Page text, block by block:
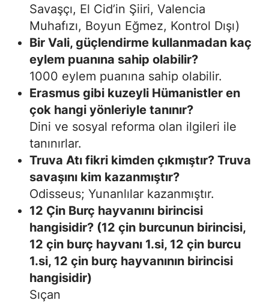
Savaşçı, El Cid’in Şiiri, Valencia
Muhafızı, Boyun Eğmez, Kontrol Dışı)
Bir Vali, güçlendirme kullanmadan kaç
eylem puanına sahip olabilir?
1000 eylem puanına sahip olabilir.
Erasmus gibi kuzeyli Hümanistler en
çok hangi yönleriyle tanınır?
Dini ve sosyal reforma olan ilgileri ile
tanınırlar.
Truva Atı fikri kimden çıkmıştır? Truva
savaşını kim kazanmıştır?
Odisseus; Yunanlılar kazanmıştır.
12 Çin Burç hayvanını birincisi
hangisidir? (12 çin burcunun birincisi,
12 çin burç hayvanı 1.si, 12 çin burcu
1.si, 12 çin burç hayvanının birincisi
hangisidir)
Sıçan